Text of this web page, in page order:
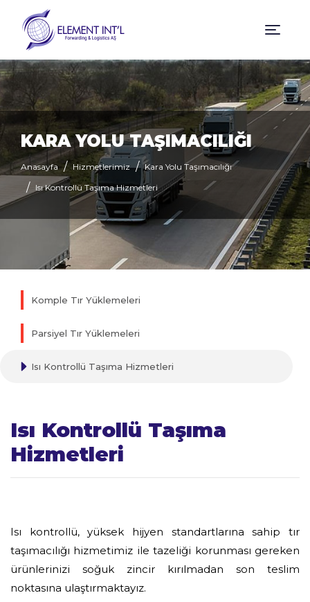
KARA YOLU TAŞIMACILIĞI
Anasayfa Hizmetlerimiz
Kara Yolu Taşımacılığı
Isı Kontrollü Taşıma Hizmetleri
Komple Tır Yüklemeleri
Parsiyel Tır Yüklemeleri
Isı Kontrollü Taşıma Hizmetleri
Isı Kontrollü Taşıma
Hizmetleri
Isı kontrollü, yüksek hijyen standartlarına sahip tır
taşımacılığı hizmetimiz ile tazeliği korunması gereken
ürünlerinizi soğuk zincir kırılmadan son teslim
noktasına ulaştırmaktayız.